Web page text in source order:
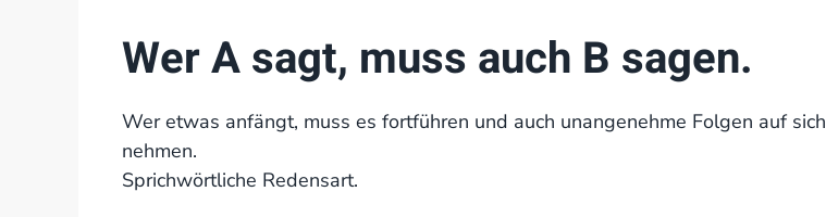
Wer A sagt, muss auch B sagen.
Wer etwas anfängt, muss es fortführen und auch unangenehme Folgen auf sich
nehmen.
Sprichwörtliche Redensart.